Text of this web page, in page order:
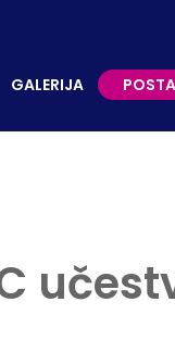
GALERIJA